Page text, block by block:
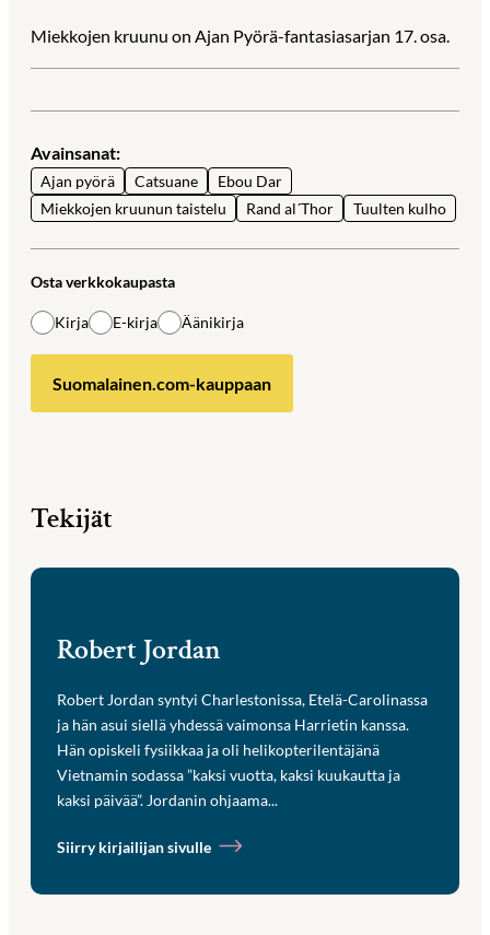
Miekkojen kruunu on Ajan Pyörä-fantasiasarjan 17. osa.
Avainsanat:
Ajan pyörä Catsuane
Ebou Dar
Miekkojen kruunun taistelu
Rand al´Thor Tuulten kulho
Osta verkkokaupasta
Kirja E-kirja Äänikirja
Suomalainen.com-kauppaan
Tekijät
Robert Jordan
Robert Jordan syntyi Charlestonissa, Etelä-Carolinassa
ja hän asui siellä yhdessä vaimonsa Harrietin kanssa.
Hän opiskeli fysiikkaa ja oli helikopterilentäjänä
Vietnamin sodassa ”kaksi vuotta, kaksi kuukautta ja
kaksi päivää”. Jordanin ohjaama...
Siirry kirjailijan sivulle